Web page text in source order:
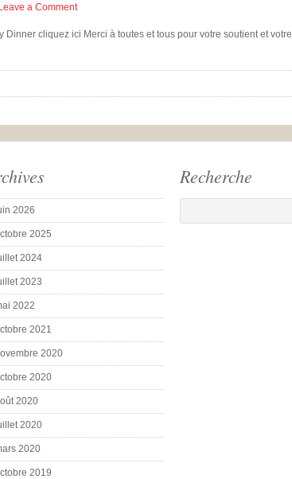
Leave a Comment
cliquez ici Merci à toutes et tous pour votre soutient et votre
2026
2025
2024
2023
2022
2021
2020
2020
2020
2020
2020
2019
Recherche